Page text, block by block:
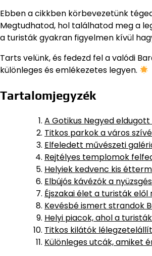
Ebben a cikkben körbevezetünk
Megtudhatod, hol találhatod meg a
a turisták gyakran figyelmen kívül
Tarts velünk, és fedezd fel a valódi
különleges és emlékezetes legyen.
Tartalomjegyzék
A Gotikus Negyed eldugott
Titkos parkok a város
Elfeledett művészeti
Rejtélyes templomok
Helyiek kedvenc kis
Elbújós kávézók a
Éjszakai élet a turisták elől
Kevésbé ismert strandok
Helyi piacok, ahol a
Titkos kilátók
Különleges utcák, amiket